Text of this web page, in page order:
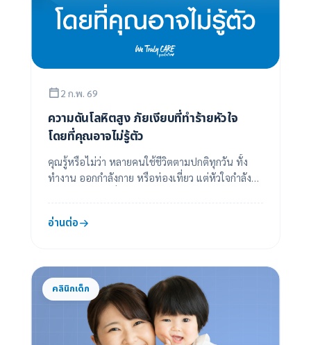
2 ก.พ. 69
ความดันโลหิตสูง ภัยเงียบที่ทำร้ายหัวใจ
โดยที่คุณอาจไม่รู้ตัว
คุณรู้หรือไม่ว่า หลายคนใช้ชีวิตตามปกติทุกวัน ทั้ง
ทำงาน ออกกำลังกาย หรือท่องเที่ยว แต่หัวใจกำลัง
อ่านต่อ
คลินิกเด็ก